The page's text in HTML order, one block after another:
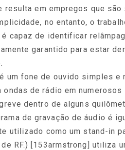
resulta em empregos que
no entanto, o
capaz de identificar
garantido para estar
um fone de ouvido simples
ondas de rádio em
dentro de alguns
de gravação de áudio é
utilizado como um stand-in
RF.) [153armstrong] utiliza